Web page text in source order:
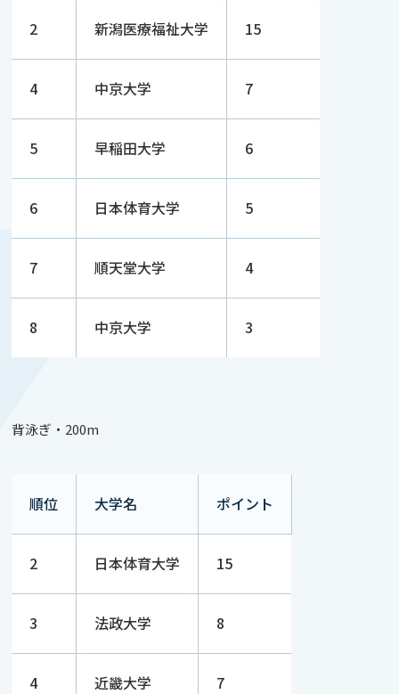
2 新潟医療福祉大学 15
4 中京大学 7
5 早稲田大学 6
6 日本体育大学 5
7 順天堂大学 4
8 中京大学 3
背泳ぎ・200m
順位 大学名 ポイント
2 日本体育大学 15
3 法政大学 8
4 近畿大学 7